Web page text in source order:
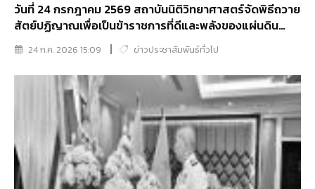
วันที่ 24 กรกฎาคม 2569 สถาบันนิติวิทยาศาสตร์จัดพิธีถวาย
สัตย์ปฏิญาณเพื่อเป็นข้าราชการที่ดีและพลังของแผ่นดิน
พร้อมทั้งร่วมลงนามถวายพระพรชัยมงคล พระบาทสมเด็จ
พระเจ้าอยู่หัว เนื่องในโอกาสวันเฉลิมพระชนมพรรษา 28
กรกฎาคม 2569
24 ก.ค. 2026 15:09 ข่าวประชาสัมพันธ์ทั่วไป